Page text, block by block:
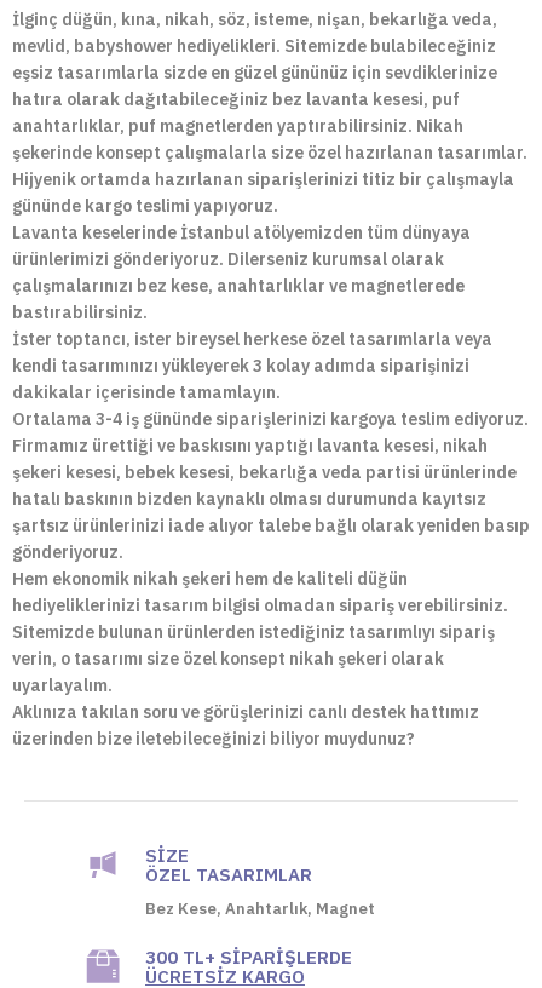
İlginç düğün, kına, nikah, söz, isteme, nişan, bekarlığa veda,
mevlid, babyshower hediyelikleri. Sitemizde bulabileceğiniz
eşsiz tasarımlarla sizde en güzel gününüz için sevdiklerinize
hatıra olarak dağıtabileceğiniz bez lavanta kesesi, puf
anahtarlıklar, puf magnetlerden yaptırabilirsiniz. Nikah
şekerinde konsept çalışmalarla size özel hazırlanan tasarımlar.
Hijyenik ortamda hazırlanan siparişlerinizi titiz bir çalışmayla
gününde kargo teslimi yapıyoruz.
Lavanta keselerinde İstanbul atölyemizden tüm dünyaya
ürünlerimizi gönderiyoruz. Dilerseniz kurumsal olarak
çalışmalarınızı bez kese, anahtarlıklar ve magnetlerede
bastırabilirsiniz.
İster toptancı, ister bireysel herkese özel tasarımlarla veya
kendi tasarımınızı yükleyerek 3 kolay adımda siparişinizi
dakikalar içerisinde tamamlayın.
Ortalama 3-4 iş gününde siparişlerinizi kargoya teslim ediyoruz.
Firmamız ürettiği ve baskısını yaptığı lavanta kesesi, nikah
şekeri kesesi, bebek kesesi, bekarlığa veda partisi ürünlerinde
hatalı baskının bizden kaynaklı olması durumunda kayıtsız
şartsız ürünlerinizi iade alıyor talebe bağlı olarak yeniden basıp
gönderiyoruz.
Hem ekonomik nikah şekeri hem de kaliteli düğün
hediyeliklerinizi tasarım bilgisi olmadan sipariş verebilirsiniz.
Sitemizde bulunan ürünlerden istediğiniz tasarımlıyı sipariş
verin, o tasarımı size özel konsept nikah şekeri olarak
uyarlayalım.
Aklınıza takılan soru ve görüşlerinizi canlı destek hattımız
üzerinden bize iletebileceğinizi biliyor muydunuz?
SIZE
ÖZEL TASARIMLAR
Bez Kese, Anahtarlık, Magnet
300 TL+ SIPARIŞLERDE
ÜCRETSIZ KARGO